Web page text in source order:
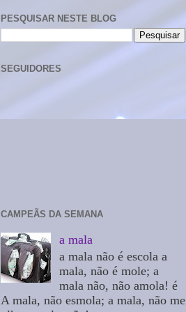
PESQUISAR NESTE BLOG
SEGUIDORES
CAMPEÃS DA SEMANA
a mala
a mala não é escola a
mala, não é mole; a
mala não, não amola! é
A mala, não esmola; a mala, não me